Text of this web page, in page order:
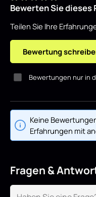
Durchschnittliche
Bewerten Sie dieses
Teilen Sie Ihre
Bewertung
Bewertungen nur in
Keine
Erfahrungen mit
Fragen &